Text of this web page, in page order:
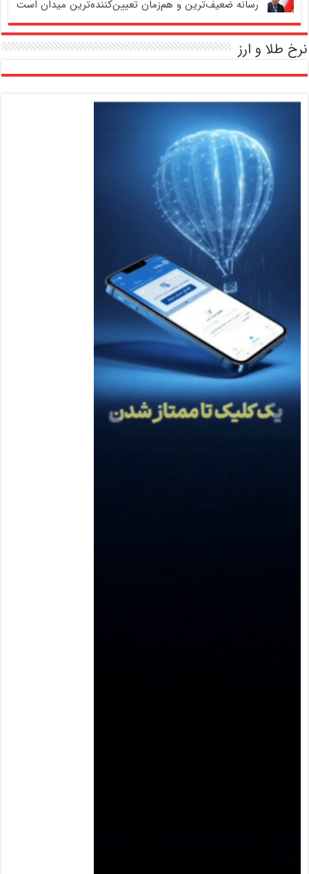
رسانه ضعیف‌ترین و هم‌زمان تعیین‌کننده‌ترین میدان است
نرخ طلا و ارز